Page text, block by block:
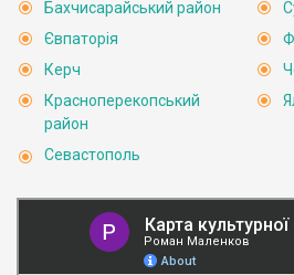
Бахчисарайський район
Євпаторія
Керч
Красноперекопський
район
Севастополь